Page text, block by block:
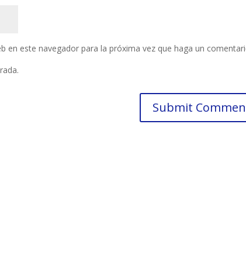
en este navegador para la próxima vez que haga un